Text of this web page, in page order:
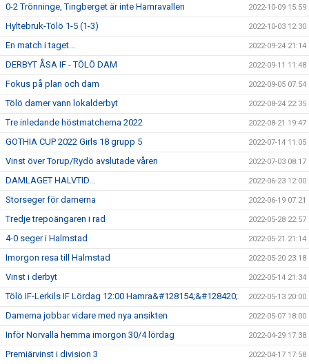
0-2 Trönninge, Tingberget är inte Hamravallen 2022-10-09 15:59
Hyltebruk-Tölö 1-5 (1-3) 2022-10-03 12:30
En match i taget… 2022-09-24 21:14
DERBYT ÅSA IF - TÖLÖ DAM 2022-09-11 11:48
Fokus på plan och dam 2022-09-05 07:54
Tölö damer vann lokalderbyt 2022-08-24 22:35
Tre inledande höstmatcherna 2022 2022-08-21 19:47
GOTHIA CUP 2022 Girls 18 grupp 5 2022-07-14 11:05
Vinst över Torup/Rydö avslutade våren 2022-07-03 08:17
DAMLAGET HALVTID... 2022-06-23 12:00
Storseger för damerna 2022-06-19 07:21
Tredje trepoängaren i rad 2022-05-28 22:57
4-0 seger i Halmstad 2022-05-21 21:14
Imorgon resa till Halmstad 2022-05-20 23:18
Vinst i derbyt 2022-05-14 21:34
Tölö IF-Lerkils IF Lördag 12:00 Hamra&#128154;&#128420; 2022-05-13 20:00
Damerna jobbar vidare med nya ansikten 2022-05-07 18:00
Inför Norvalla hemma imorgon 30/4 lördag 2022-04-29 17:38
Premiärvinst i division 3 2022-04-17 17:58